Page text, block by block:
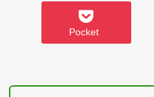
Pocket